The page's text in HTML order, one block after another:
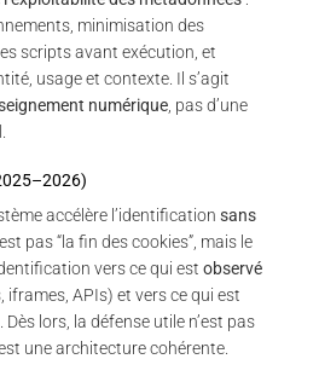
minimisation des
scripts avant exécution, et
usage et contexte. Il s’agit
numérique , pas d’une
accélère l’identification sans
pas “la fin des cookies”, mais le
vers ce qui est observé
iframes, APIs) et vers ce qui est
. Dès lors, la défense utile n’est pas
une architecture cohérente.